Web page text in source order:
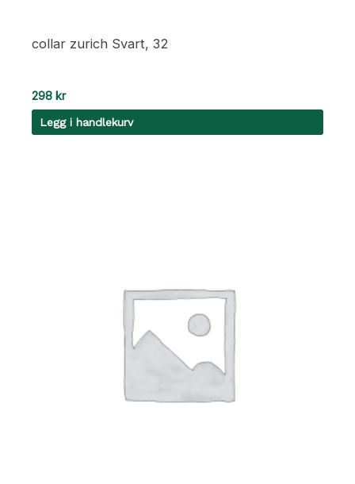
collar zurich Svart, 32
298 kr
Legg i handlekurv